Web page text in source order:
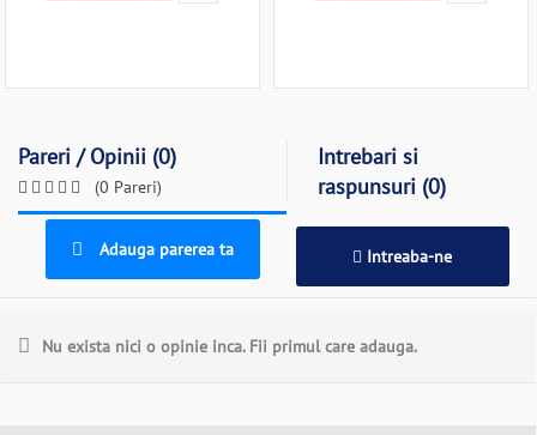
Pareri / Opinii (0)
(0 Pareri)
Intrebari si
raspunsuri (0)
Adauga parerea ta Intreaba-ne
Nu exista nici o opinie inca. Fii primul care adauga.